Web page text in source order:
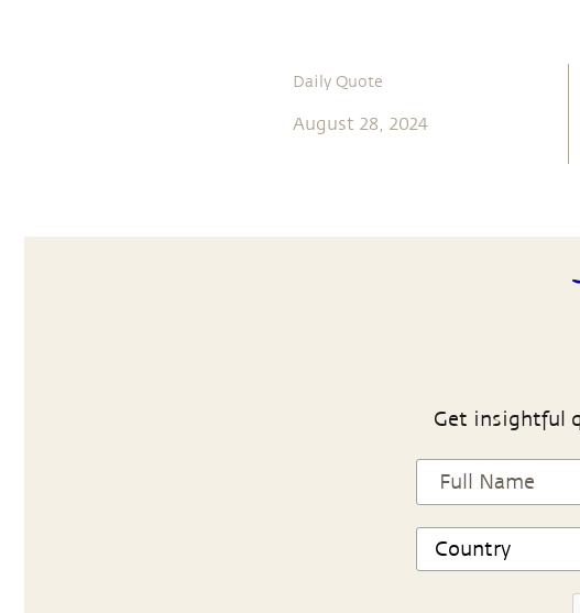
Daily Quote
August 28, 2024
Get insightful